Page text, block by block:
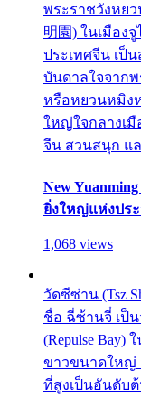
พระราชวังหยว
明園) ในเมือง
ประเทศจีน เป็
บันดาลใจจากพ
หรือหยวนหมิง
ใหญ่ใจกลางเ
จีน สวนสนุก แ
New
ยิ่งใหญ่แห่งปร
1,068 views
วัดซีซ่าน (Tsz
ชื่อ ฉี่ซ้านจี๋ เป็
(Repulse Bay)
ขาวขนาดใหญ่
ที่สูงเป็นอันดับ